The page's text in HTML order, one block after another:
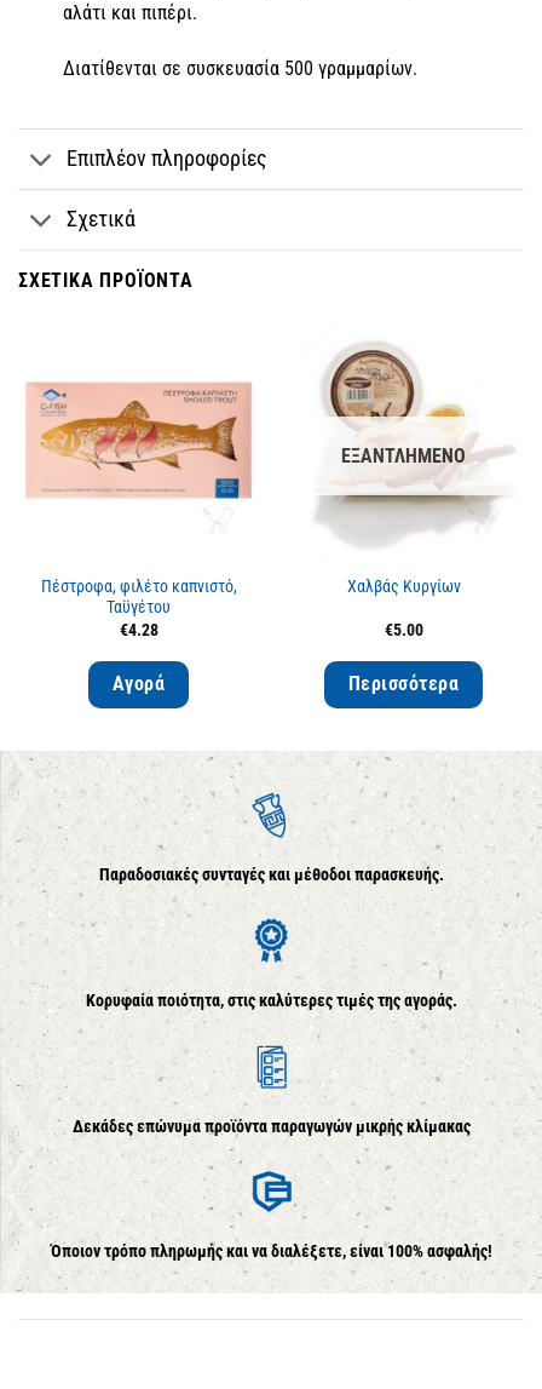
αλάτι και πιπέρι.
Διατίθενται σε συσκευασία 500 γραμμαρίων.
Επιπλέον πληροφορίες
Σχετικά
ΣΧΕΤΙΚΆ ΠΡΟΪΌΝΤΑ
Πέστροφα, φιλέτο καπνιστό,
Ταϋγέτου
€4.28
Αγορά
ΕΞΑΝΤΛΗΜΈΝΟ
Χαλβάς Κυργίων
€5.00
Περισσότερα
Παραδοσιακές συνταγές και μέθοδοι παρασκευής.
Κορυφαία ποιότητα, στις καλύτερες τιμές της αγοράς.
Δεκάδες επώνυμα προϊόντα παραγωγών μικρής κλίμακας
Όποιον τρόπο πληρωμής και να διαλέξετε, είναι 100% ασφαλής!